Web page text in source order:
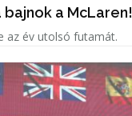
bajnok a McLaren!
az év utolsó futamát.